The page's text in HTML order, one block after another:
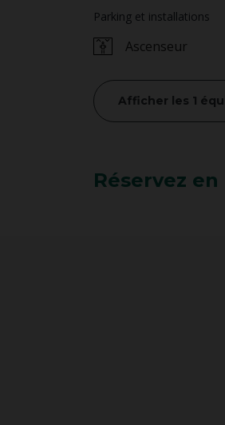
Parking et installations
Ascenseur
Afficher les 1
Réservez